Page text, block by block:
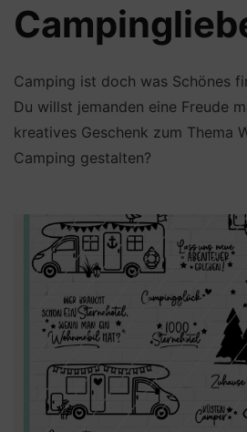
Camping ist doch was Schönes
Du willst jemanden eine Freude
kreatives Geschenk zum Thema
Camping gestalten?